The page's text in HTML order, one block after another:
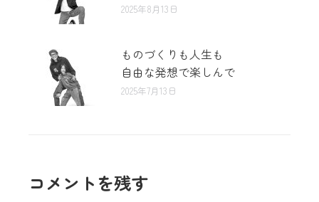
2025年8月13日
ものづくりも人生も
自由な発想で楽しんで
2025年7月13日
コメントを残す